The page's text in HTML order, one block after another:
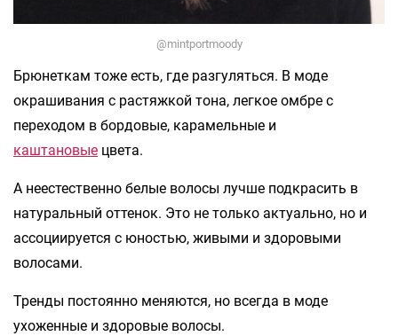
@mintportmoody
Брюнеткам тоже есть, где разгуляться. В моде
окрашивания с растяжкой тона, легкое омбре с
переходом в бордовые, карамельные и
каштановые цвета.
А неестественно белые волосы лучше подкрасить в
натуральный оттенок. Это не только актуально, но и
ассоциируется с юностью, живыми и здоровыми
волосами.
Тренды постоянно меняются, но всегда в моде
ухоженные и здоровые волосы.